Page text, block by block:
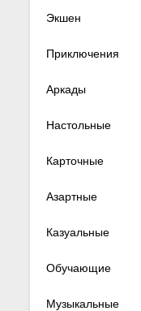
Экшен
Приключения
Аркады
Настольные
Карточные
Азартные
Казуальные
Обучающие
Музыкальные